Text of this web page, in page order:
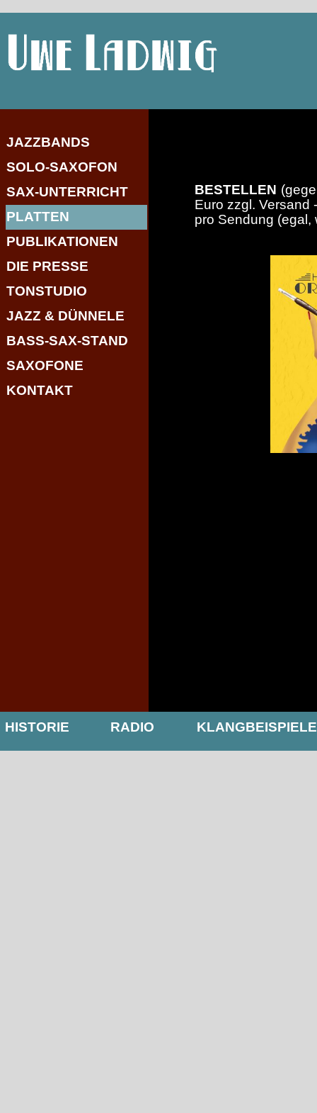
JAZZBANDS
SOLO-SAXOFON
SAX-UNTERRICHT
PLATTEN
PUBLIKATIONEN
DIE PRESSE
TONSTUDIO
JAZZ & DÜNNELE
BASS-SAX-STAND
SAXOFONE
KONTAKT
BESTELLEN
Euro zzgl. Versand
pro Sendung (egal,
HISTORIE RADIO KLANGBEISPIELE